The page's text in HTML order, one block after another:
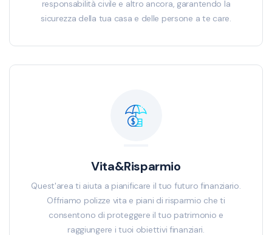
responsabilità civile e altro ancora, garantendo la
sicurezza della tua casa e delle persone a te care.
Vita&Risparmio
Quest'area ti aiuta a pianificare il tuo futuro finanziario.
Offriamo polizze vita e piani di risparmio che ti
consentono di proteggere il tuo patrimonio e
raggiungere i tuoi obiettivi finanziari.